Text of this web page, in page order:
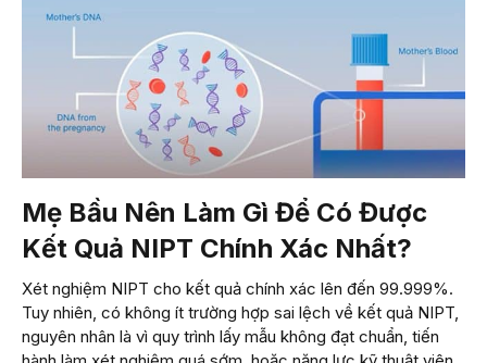
Mẹ Bầu Nên Làm Gì Để Có Được
Kết Quả NIPT Chính Xác Nhất?
Xét nghiệm NIPT cho kết quả chính xác lên đến 99.999%.
Tuy nhiên, có không ít trường hợp sai lệch về kết quả NIPT,
nguyên nhân là vì quy trình lấy mẫu không đạt chuẩn, tiến